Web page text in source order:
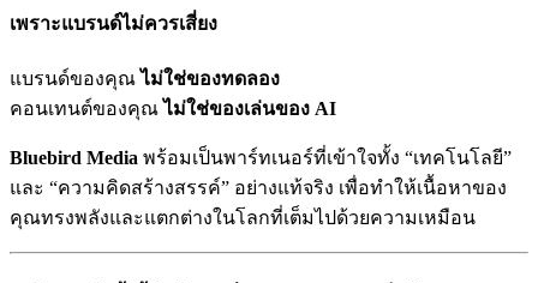
เพราะแบรนด์ไม่ควรเสี่ยง
แบรนด์ของคุณไม่ใช่ของทดลอง
คอนเทนต์ของคุณไม่ใช่ของเล่นของ AI
Bluebird Media พร้อมเป็นพาร์ทเนอร์ที่เข้าใจทั้ง “เทคโนโลยี”
และ “ความคิดสร้างสรรค์” อย่างแท้จริง เพื่อทำให้เนื้อหาของ
คุณทรงพลังและแตกต่างในโลกที่เต็มไปด้วยความเหมือน